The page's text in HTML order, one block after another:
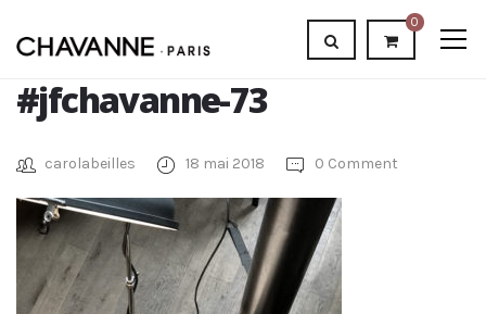
0
#jfchavanne-73
carolabeilles 18 mai 2018 0 Comment